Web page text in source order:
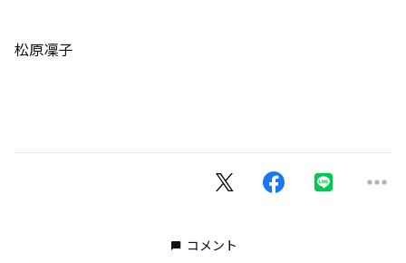
松原凜子
コメント